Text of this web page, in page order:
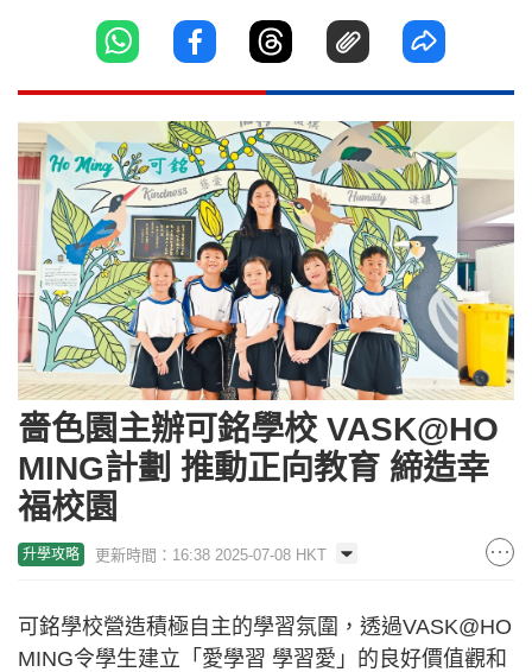
嗇色園主辦可銘學校 VASK@HO
MING計劃 推動正向教育 締造幸
福校園
升學攻略 更新時間：16:38 2025-07-08 HKT
可銘學校營造積極自主的學習氛圍，透過VASK@HO
MING令學生建立「愛學習 學習愛」的良好價值觀和